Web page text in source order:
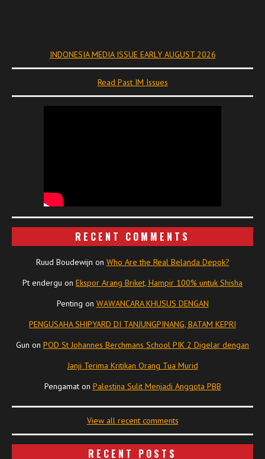
INDONESIA MEDIA ISSUE EARLY AUGUST 2026
Read Past IM Issues
RECENT COMMENTS
Ruud Boudewijn on Who Are the Real Belanda Depok?
Pt endergu on Ekspor Arang Briket, Hampir 100% untuk Shisha
Penting on WAWANCARA KHUSUS DENGAN
PENGUSAHA SHIPYARD DI TANJUNGPINANG, BATAM KEPRI
Gun on POD St Johannes Berchmans School PIK 2 Digelar dengan
Janji Terima Kritikan Orang Tua Murid
Pengamaton Palestina Sulit Menjadi Anggota PBB
View all recent comments
RECENT POSTS